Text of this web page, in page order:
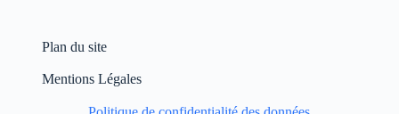
Plan du site
Mentions Légales